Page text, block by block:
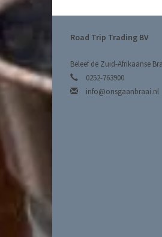
Road Trip Trading BV
Beleef de Zuid-Afrikaanse
0252-763900
info@onsgaanbraai.nl